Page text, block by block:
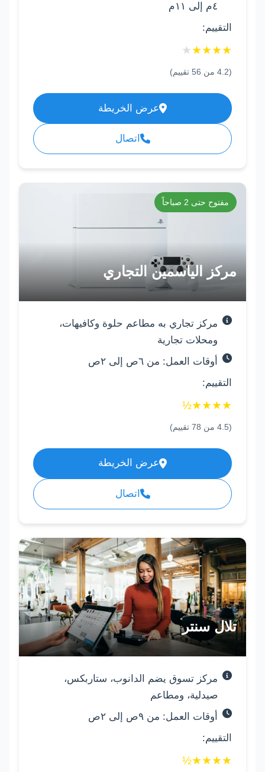
٤م إلى ١١م
التقييم:
★
★
★
★
★
(
4.2 من 56 تقييم)
عرض الخريطة
اتصال
مفتوح حتى 2 صباحاً
مركز الياسمين التجاري
مركز تجاري به مطاعم حلوة وكافيهات،
ومحلات تجارية
أوقات العمل: من ٦ص إلى ٢ص
التقييم:
★
★
★
★
½
(
4.5 من 78 تقييم)
عرض الخريطة
اتصال
تلال سنتر
مركز تسوق يضم الدانوب، ستاربكس،
صيدلية، ومطاعم
أوقات العمل: من ٩ص إلى ٢ص
التقييم:
★
★
★
★
½